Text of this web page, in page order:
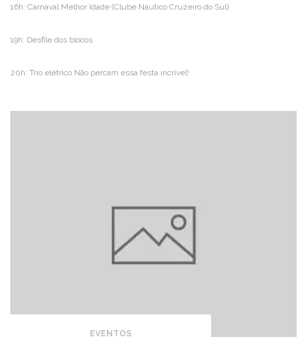
16h: Carnaval Melhor Idade (Clube Náutico Cruzeiro do Sul)
19h: Desfile dos blocos
20h: Trio elétrico Não percam essa festa incrível!
EVENTOS